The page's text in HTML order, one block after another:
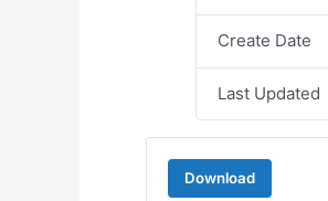
Create Date
Last Updated
Download